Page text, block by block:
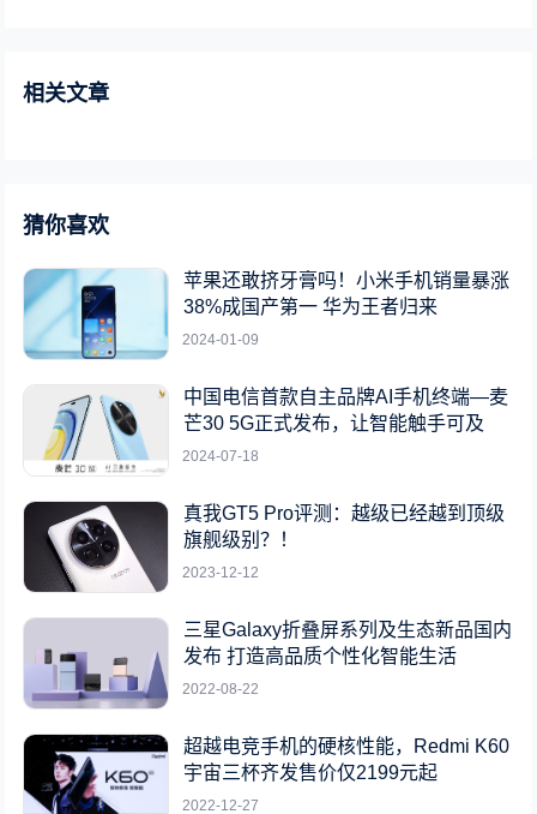
相关文章
猜你喜欢
苹果还敢挤牙膏吗！小米手机销量暴涨
38%成国产第一 华为王者归来
2024-01-09
中国电信首款自主品牌AI手机终端—麦
芒30 5G正式发布，让智能触手可及
2024-07-18
真我GT5 Pro评测：越级已经越到顶级
旗舰级别？！
2023-12-12
三星Galaxy折叠屏系列及生态新品国内
发布 打造高品质个性化智能生活
2022-08-22
超越电竞手机的硬核性能，Redmi K60
宇宙三杯齐发售价仅2199元起
2022-12-27